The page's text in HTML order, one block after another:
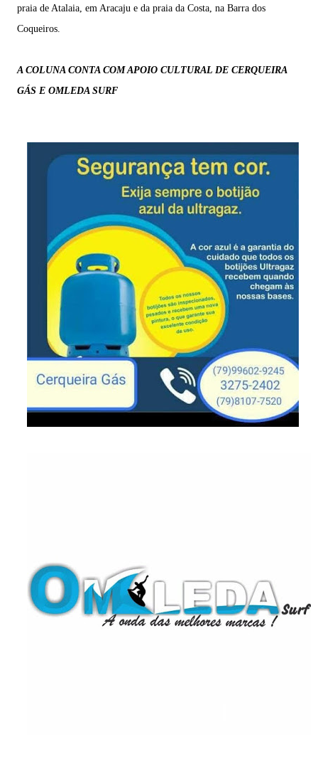
praia de Atalaia, em Aracaju e da praia da Costa, na Barra dos
Coqueiros.
A COLUNA CONTA COM APOIO CULTURAL DE CERQUEIRA
GÁS E OMLEDA SURF